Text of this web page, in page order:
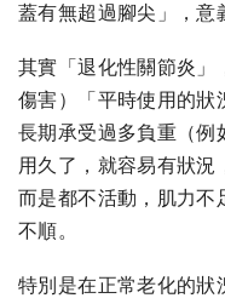
蓋有無超過腳尖」，意
其實「退化性關節炎」
傷害）「平時使用的狀
長期承受過多負重（例
用久了，就容易有狀況
而是都不活動，肌力不
不順。
特別是在正常老化的狀